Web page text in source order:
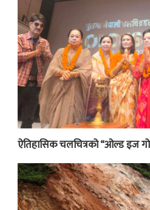
ऐतिहासिक चलचित्रको “ओल्ड इज